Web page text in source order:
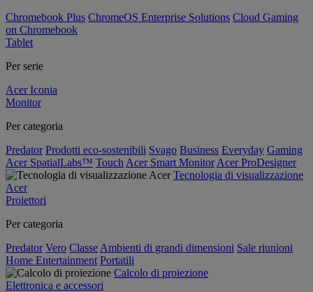
Chromebook Plus ChromeOS Enterprise Solutions Cloud Gaming
on Chromebook
Tablet
Per serie
Acer Iconia
Monitor
Per categoria
Predator Prodotti eco-sostenibili Svago Business Everyday Gaming
Acer SpatialLabs™ Touch Acer Smart Monitor Acer ProDesigner
Tecnologia di visualizzazione
Acer
Proiettori
Per categoria
Predator Vero Classe Ambienti di grandi dimensioni Sale riunioni
Home Entertainment Portatili
Calcolo di proiezione
Elettronica e accessori